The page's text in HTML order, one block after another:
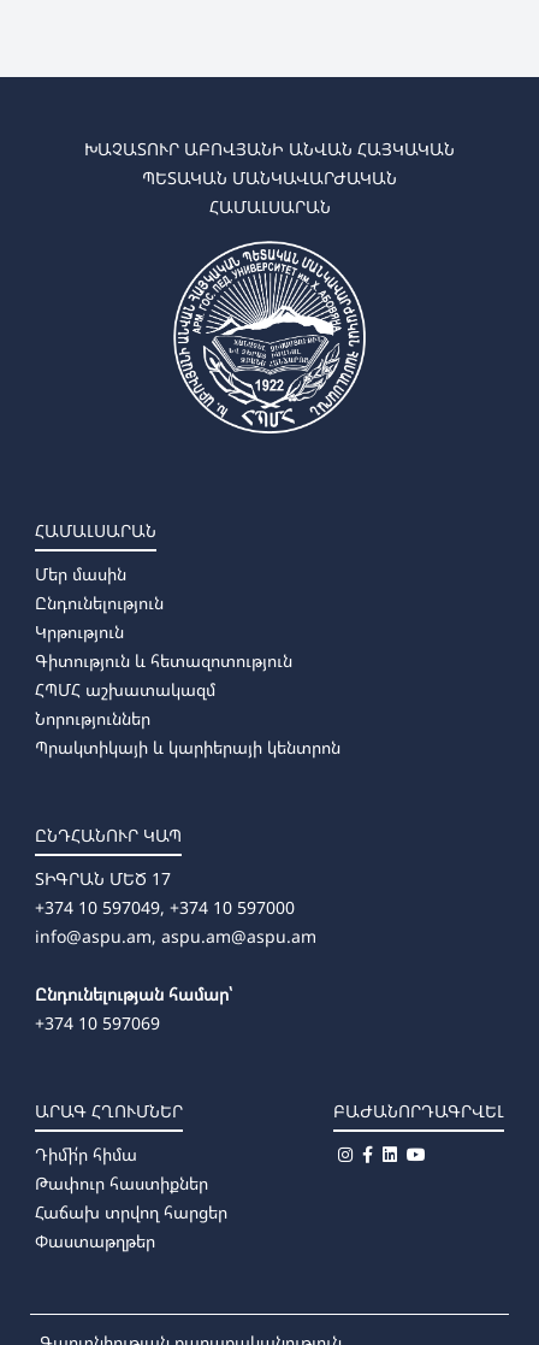
ԽԱՉԱՏՈՒՐ ԱԲՈՎՅԱՆԻ ԱՆՎԱՆ ՀԱՅԿԱԿԱՆ
ՊԵՏԱԿԱՆ ՄԱՆԿԱՎԱՐԺԱԿԱՆ
ՀԱՄԱԼՍԱՐԱՆ
ՀԱՄԱԼՍԱՐԱՆ
Մեր մասին
Ընդունելություն
Կրթություն
Գիտություն և հետազոտություն
ՀՊՄՀ աշխատակազմ
Նորություններ
Պրակտիկայի և կարիերայի կենտրոն
ԸՆԴՀԱՆՈՒՐ ԿԱՊ
ՏԻԳՐԱՆ ՄԵԾ 17
+374 10 597049, +374 10 597000
info@aspu.am, aspu.am@aspu.am
Ընդունելության համար՝
+374 10 597069
ԱՐԱԳ ՀՂՈՒՄՆԵՐ
Դիմի՛ր հիմա
Թափուր հաստիքներ
Հաճախ տրվող հարցեր
Փաստաթղթեր
ԲԱԺԱՆՈՐԴԱԳՐՎԵԼ